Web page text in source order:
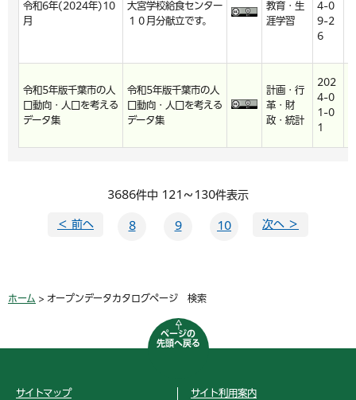
令和6年(2024年)10
月
大宮学校給食センター
１０月分献立です。
教育・生
涯学習
4-0
9-2
6
令和5年版千葉市の人
口動向・人口を考える
データ集
令和5年版千葉市の人
口動向・人口を考える
データ集
計画・行
革・財
政・統計
202
4-0
1-0
1
3686件中 121～130件表示
＜ 前へ 8 9 10 次へ ＞
ホーム > オープンデータカタログページ 検索
ページの
先頭へ戻る
サイトマップ サイト利用案内